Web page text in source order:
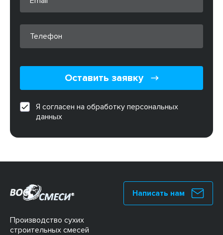
Оставить заявку
Я согласен на обработку персональных
данных
Производство сухих
строительных смесей
Написать нам